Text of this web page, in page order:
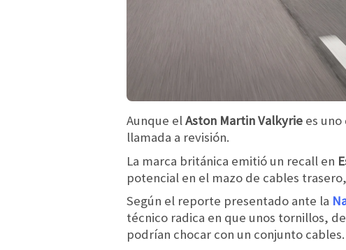
Aunque elAston Martin Valkyrie es
llamada a revisión.
La marca británica emitió un recall en
potencial en el mazo de cables
Según el reporte presentado ante la
técnico radica en que unos tornillos,
podrían chocar con un conjunto cables.